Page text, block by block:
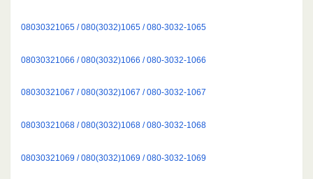
08030321065 / 080(3032)1065 / 080-3032-1065
08030321066 / 080(3032)1066 / 080-3032-1066
08030321067 / 080(3032)1067 / 080-3032-1067
08030321068 / 080(3032)1068 / 080-3032-1068
08030321069 / 080(3032)1069 / 080-3032-1069